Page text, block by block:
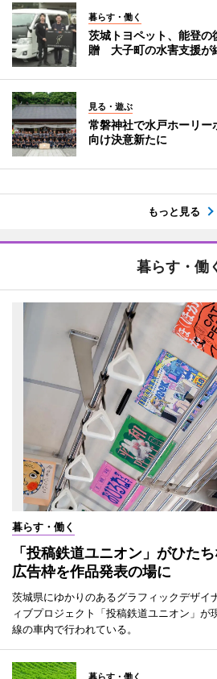
暮らす・働く
茨城トヨペット、能登
贈 大子町の水害支援が
見る・遊ぶ
常磐神社で水戸ホーリ
向け決意新たに
もっと見る
暮らす・働
暮らす・働く
「投稿鉄道ユニオン」がひた
広告枠を作品発表の場に
茨城県にゆかりのあるグラフィックデザイ
ィブプロジェクト「投稿鉄道ユニオン」が
線の車内で行われている。
暮らす・働く